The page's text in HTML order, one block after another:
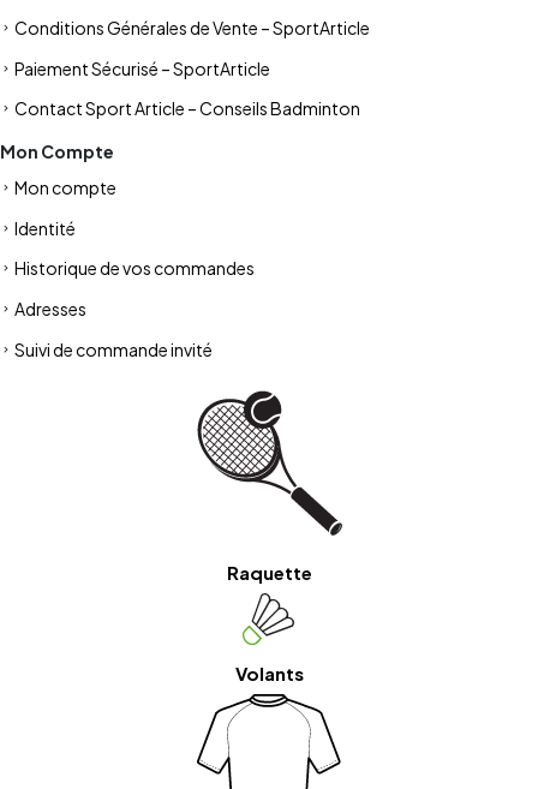
Conditions Générales de Vente – SportArticle
Paiement Sécurisé – SportArticle
Contact Sport Article – Conseils Badminton
Mon Compte
Mon compte
Identité
Historique de vos commandes
Adresses
Suivi de commande invité
Raquette
Volants